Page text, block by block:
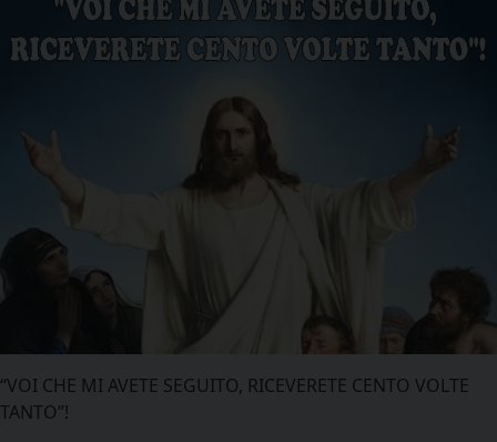
“VOI CHE MI AVETE SEGUITO, RICEVERETE CENTO VOLTE
TANTO”!